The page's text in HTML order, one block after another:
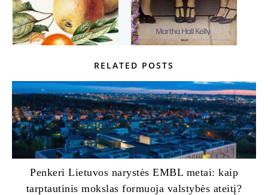
RELATED POSTS
Penkeri Lietuvos narystės EMBL metai: kaip
tarptautinis mokslas formuoja valstybės ateitį?